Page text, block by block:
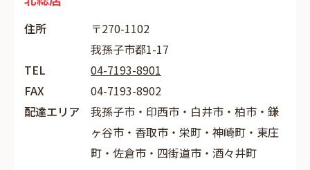
住所
〒270-1102
我孫子市都1-17
TEL
04-7193-8901
FAX
04-7193-8902
配達エリア
我孫子市・印西市・白井市・柏市・鎌
ヶ谷市・香取市・栄町・神崎町・東庄
町・佐倉市・四街道市・酒々井町